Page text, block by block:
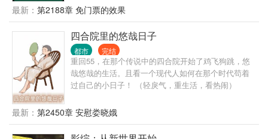
在背景的支持和自己的努力之下，一路披荆斩棘，仕
途高歌，做到了封疆大吏，实现了他仕途之初许下
的“当官不为民做主，不如回家卖红薯”的初心誓言。
最新： 第2188章 免门票的效果
四合院里的悠哉日子
都市 完结
重回55，在那个传说中的四合院开始了鸡飞狗跳，悠
哉悠哉的生活。且看一个现代人如何在那个时代苟着
过自己的小日子！ （轻戾气，重生活，看热闹）
最新： 第2450章 安慰娄晓娥